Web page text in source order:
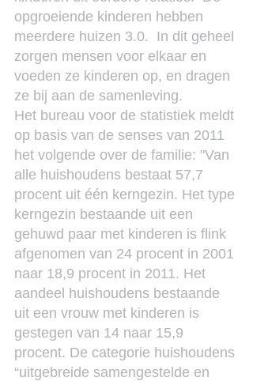
opgroeiende kinderen hebben
meerdere huizen 3.0.  In dit geheel
zorgen mensen voor elkaar en
voeden ze kinderen op, en dragen
ze bij aan de samenleving.
Het bureau voor de statistiek meldt
op basis van de senses van 2011
het volgende over de familie: "Van
alle huishoudens bestaat 57,7
procent uit één kerngezin. Het type
kerngezin bestaande uit een
gehuwd paar met kinderen is flink
afgenomen van 24 procent in 2001
naar 18,9 procent in 2011. Het
aandeel huishoudens bestaande
uit een vrouw met kinderen is
gestegen van 14 naar 15,9
procent. De categorie huishoudens
“uitgebreide samengestelde en